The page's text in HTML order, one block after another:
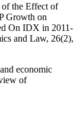
the Effect of
Growth on
On IDX in 2011-
and Law, 26(2),
economic
of